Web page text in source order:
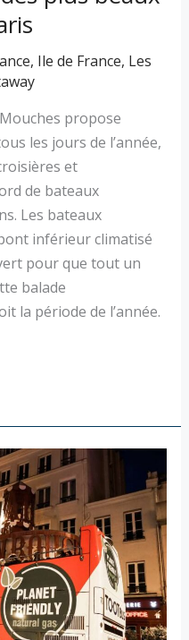
, Ile de France, Les
propose
les jours de l’année,
et
de bateaux
Les bateaux
inférieur climatisé
pour que tout un
balade
la période de l’année.